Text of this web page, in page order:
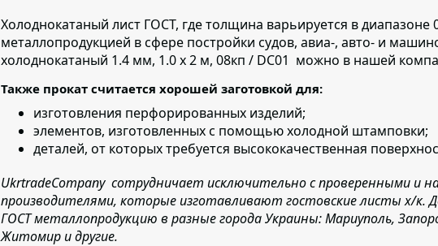
Холоднокатаный лист ГОСТ, где толщина варьируется в диапазоне
металлопродукцией в сфере постройки судов, авиа-, авто- и
холоднокатаный 1.4 мм, 1.0 х 2 м, 08кп / DC01 можно в нашей
Также прокат считается хорошей заготовкой для:
изготовления перфорированных изделий;
элементов, изготовленных с помощью холодной штамповки;
деталей, от которых требуется высококачественная
UkrtradeCompany сотрудничает исключительно с проверенными и
производителями, которые изготавливают гостовские листы х/к.
ГОСТ металлопродукцию в разные города Украины: Мариуполь,
Житомир и другие.